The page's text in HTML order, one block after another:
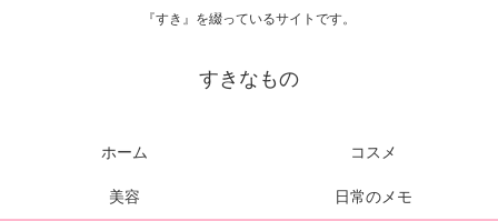
『すき』を綴っているサイトです。
すきなもの
ホーム コスメ
美容 日常のメモ